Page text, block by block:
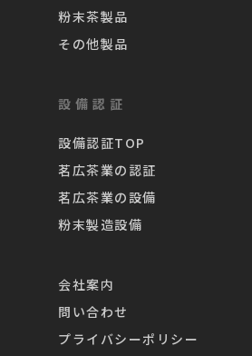
粉末茶製品
その他製品
設備認証
設備認証TOP
茗広茶業の認証
茗広茶業の設備
粉末製造設備
会社案内
問い合わせ
プライバシーポリシー